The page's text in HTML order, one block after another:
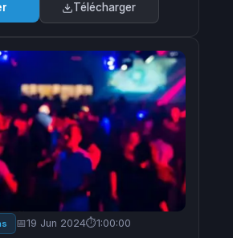
Télécharger
19 Jun 2024 1:00:00